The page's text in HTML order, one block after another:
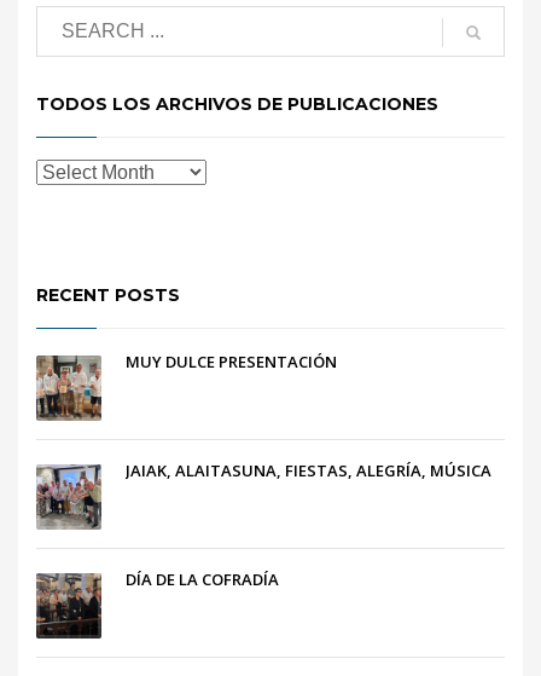
TODOS LOS ARCHIVOS DE PUBLICACIONES
RECENT POSTS
MUY DULCE PRESENTACIÓN
JAIAK, ALAITASUNA, FIESTAS, ALEGRÍA, MÚSICA
DÍA DE LA COFRADÍA